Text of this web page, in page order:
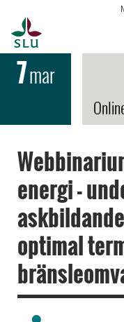
7mar
energi -
optimal